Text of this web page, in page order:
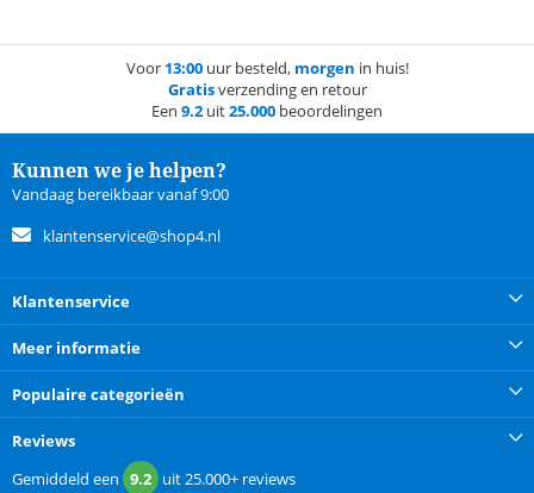
Voor 13:00uur besteld, morgen in huis!
Gratisverzending en retour
Een 9.2 uit25.000 beoordelingen
Kunnen we je helpen?
Vandaag bereikbaar vanaf 9:00
klantenservice@shop4.nl
Klantenservice
Meer informatie
Populaire categorieën
Reviews
Gemiddeld een 9.2 uit25.000+ reviews